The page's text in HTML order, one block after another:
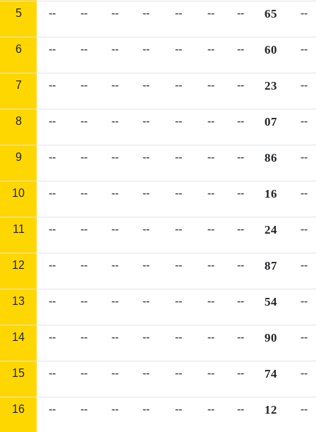
5 -- -- -- -- -- -- -- 65 --
6 -- -- -- -- -- -- -- 60 --
7 -- -- -- -- -- -- -- 23 --
8 -- -- -- -- -- -- -- 07 --
9 -- -- -- -- -- -- -- 86 --
10 -- -- -- -- -- -- -- 16 --
11 -- -- -- -- -- -- -- 24 --
12 -- -- -- -- -- -- -- 87 --
13 -- -- -- -- -- -- -- 54 --
14 -- -- -- -- -- -- -- 90 --
15 -- -- -- -- -- -- -- 74 --
16 -- -- -- -- -- -- -- 12 --